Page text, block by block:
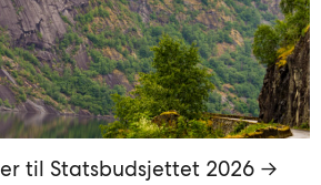
til Statsbudsjettet 2026 →